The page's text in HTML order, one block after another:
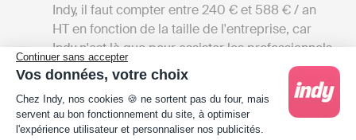
Continuer sans accepter
Vos données, votre choix
Plateforme de Gestion du Consentement :
Chez Indy, nos cookies 🍪 ne sortent pas du four, mais
servent au bon fonctionnement du site, à optimiser
l'expérience utilisateur et personnaliser nos publicités.
Indy, il faut compter entre 240 € et 588 € / an
HT en fonction de la taille de l'entreprise, car
Indy n'est là que pour assister les professionnels
dans leur comptabilité, contrairement aux
cabinets d’expertise comptable qui réaliseront
la gestion comptable à votre place.
La proximité du cabinet: Si vous favorisez les